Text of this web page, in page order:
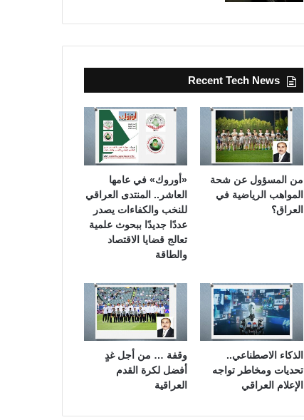
Recent Tech News
من المسؤول عن شحة
المواهب الرياضية في
العراق؟
«أوروك» في عامها
العاشر.. المنتدى العراقي
للنخب والكفاءات يصدر
عددًا جديدًا ببحوث علمية
تعالج قضايا الاقتصاد
والطاقة
الذكاء الاصطناعي..
تحديات ومخاطر تواجه
الإعلام العراقي
وقفة … من أجل غدٍ
أفضل لكرة القدم
العراقية